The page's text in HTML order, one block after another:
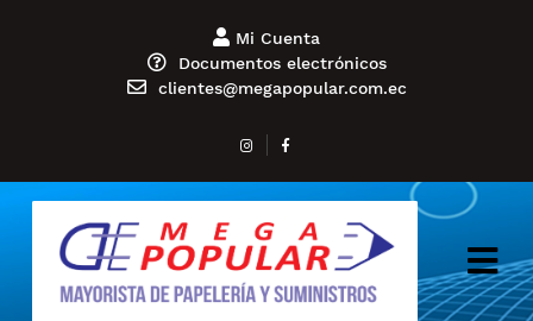
Mi Cuenta
Documentos electrónicos
clientes@megapopular.com.ec